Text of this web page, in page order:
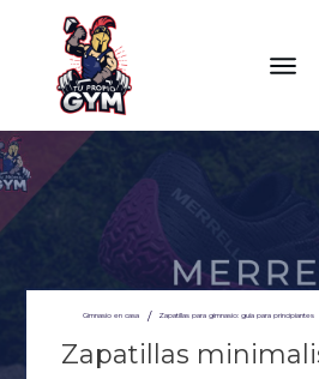
Gimnasio en casa / Zapatillas para gimnasio: guía para principiantes
Zapatillas